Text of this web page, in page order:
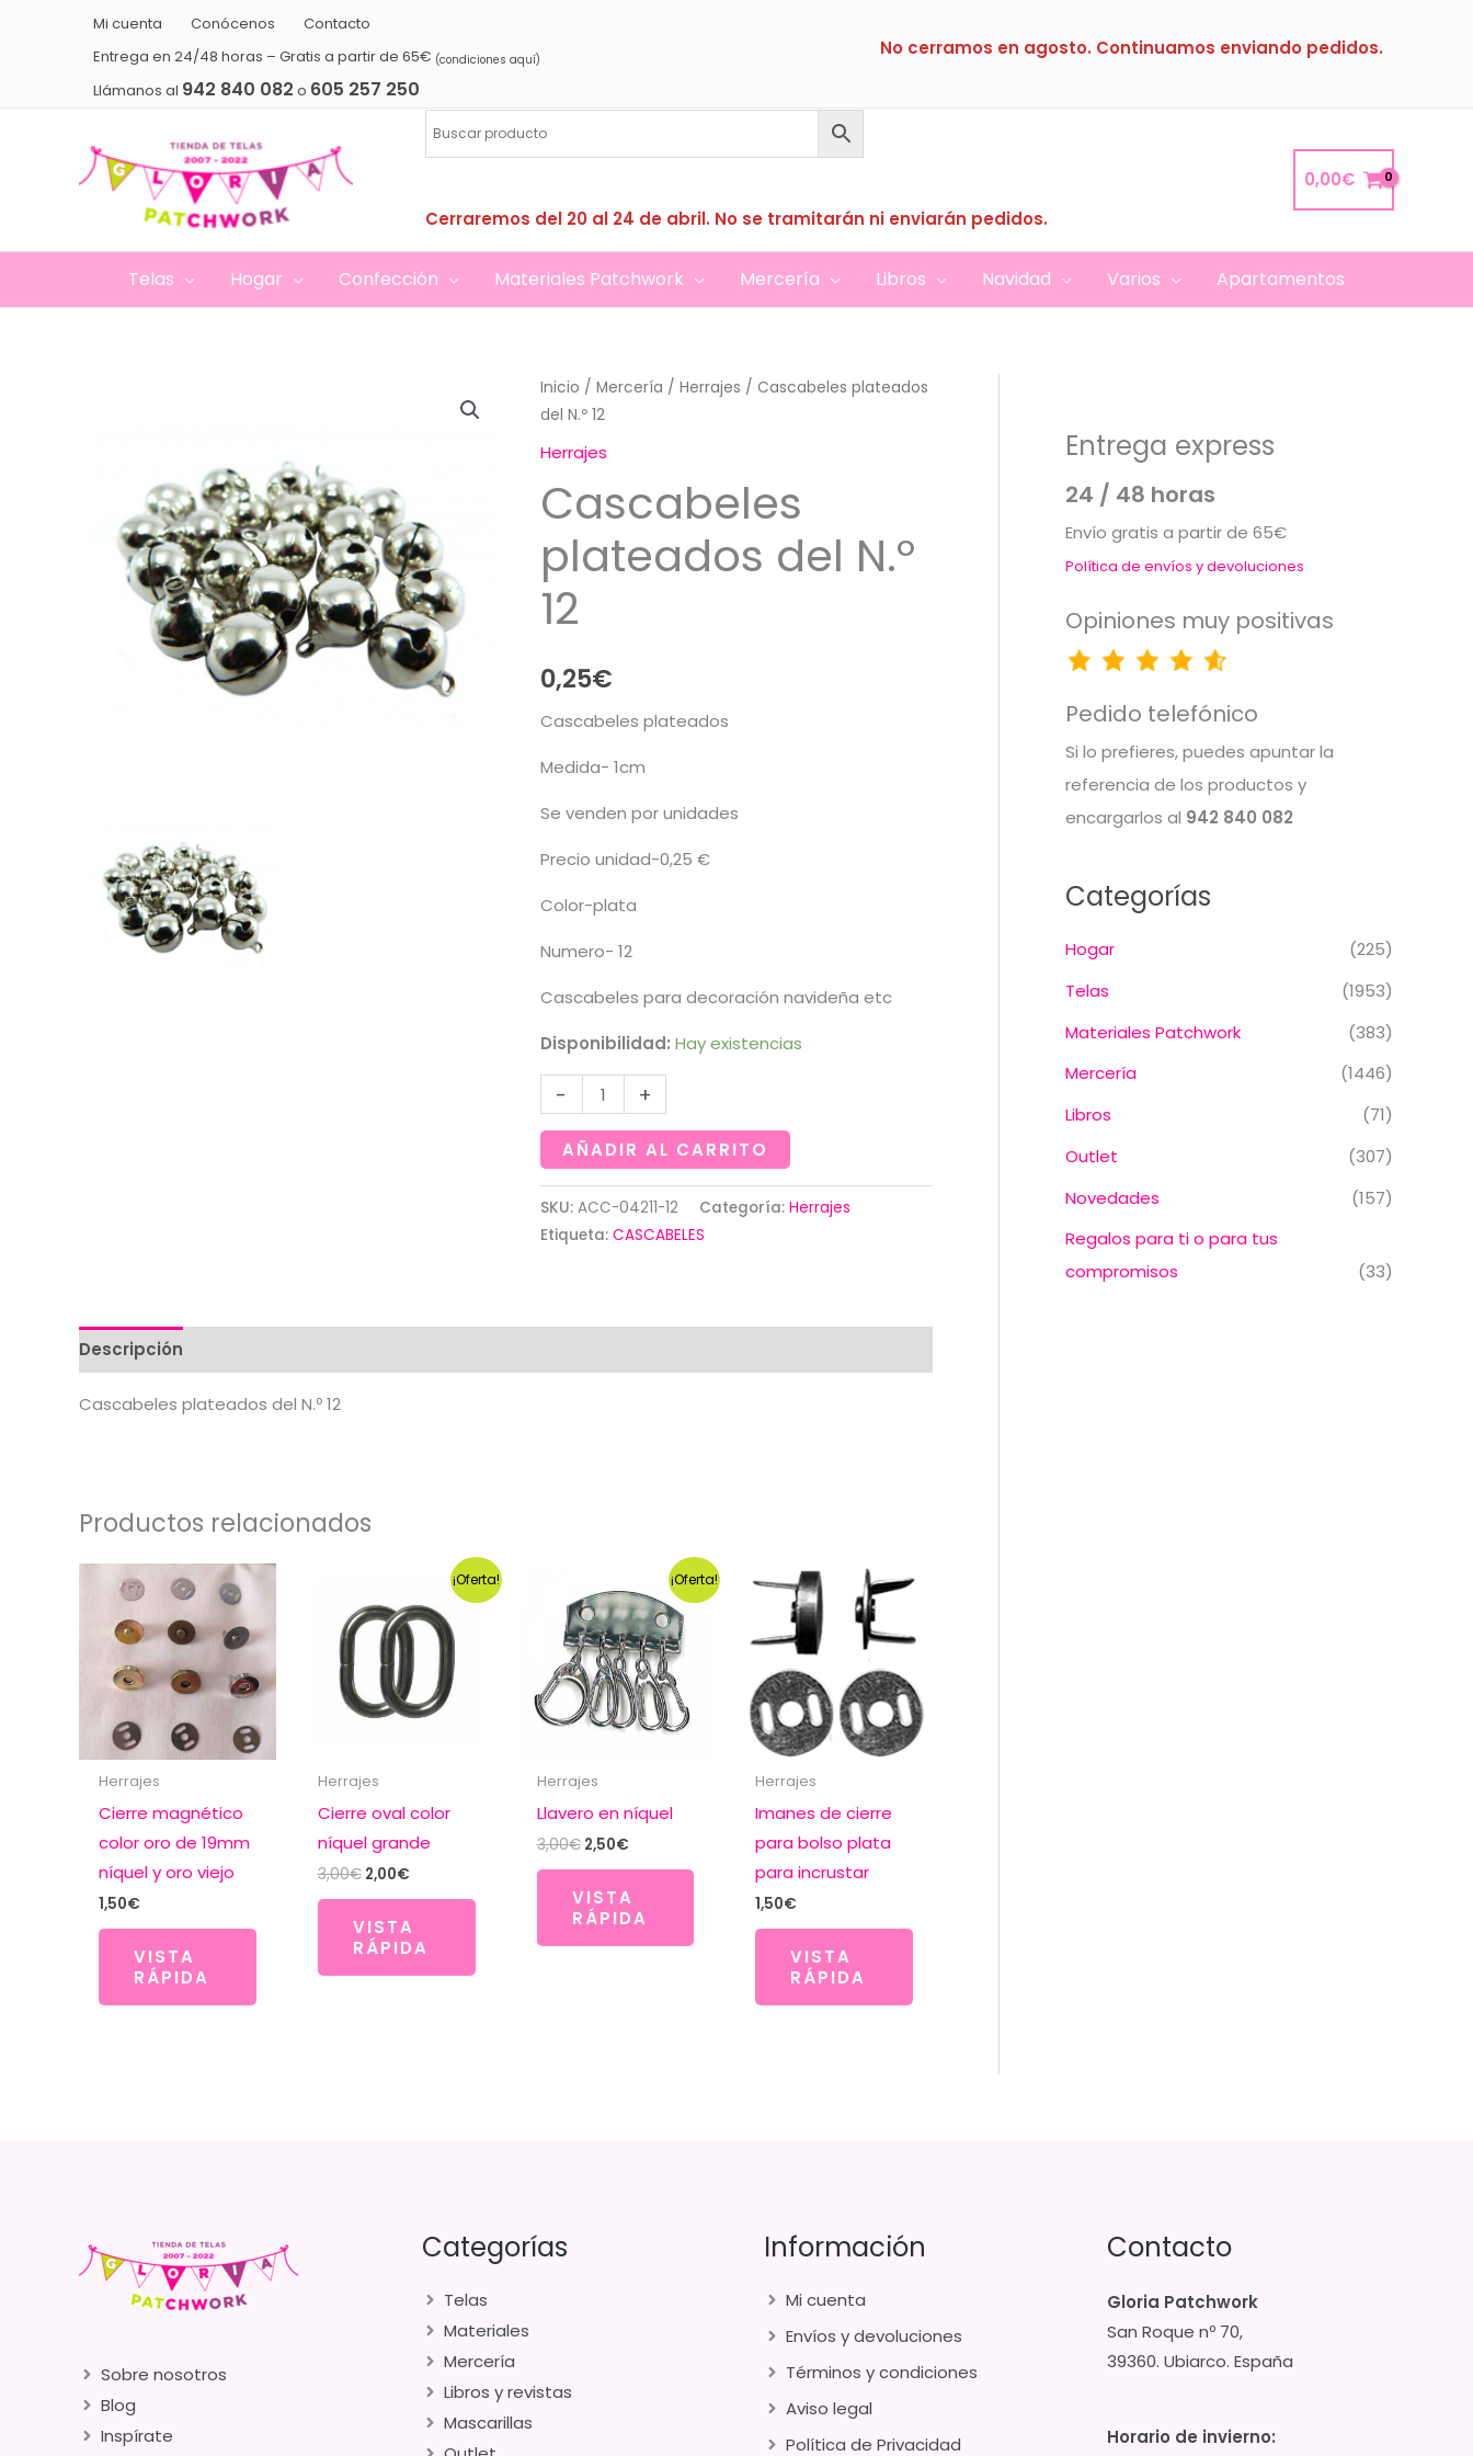
Mi cuenta Conócenos
Contacto
Entrega en 24/48 horas – Gratis a partir de 65€ (condiciones aquí)
Llámanos al 942 840 082 o 605 257 250
No cerramos en agosto. Continuamos enviando pedidos.
Cerraremos del 20 al 24 de abril. No se tramitarán ni enviarán pedidos.
0,00€
Telas Hogar Confección Materiales Patchwork Mercería Libros Navidad Varios Apartamentos
Inicio / Mercería / Herrajes / Cascabeles plateados
del N.º 12
Herrajes
Cascabeles
plateados del N.º
12
0,25€
Cascabeles plateados
Medida- 1cm
Se venden por unidades
Precio unidad-0,25 €
Color-plata
Numero- 12
Cascabeles para decoración navideña etc
Disponibilidad: Hay existencias
-
Cascabeles
plateados
del
12
cantidad
+
AÑADIR AL CARRITO
SKU: ACC-04211-12 Categoría: Herrajes
Etiqueta: CASCABELES
Descripción
Cascabeles plateados del N.º 12
Productos relacionados
Herrajes
Cierre magnético
color oro de 19mm
níquel y oro viejo
1,50€
VISTA
RÁPIDA
¡Oferta!
Herrajes
Cierre oval color
níquel grande
3,00€ El
era:
3,00€.
2,00€El
es:
2,00€.
VISTA
RÁPIDA
¡Oferta!
Herrajes
Llavero en níquel
3,00€ El
era:
3,00€.
2,50€El
es:
2,50€.
VISTA
RÁPIDA
Herrajes
Imanes de cierre
para bolso plata
para incrustar
1,50€
VISTA
RÁPIDA
Entrega express
24 / 48 horas
Envío gratis a partir de 65€
Política de envíos y devoluciones
Opiniones muy positivas
Pedido telefónico
Si lo prefieres, puedes apuntar la
referencia de los productos y
encargarlos al 942 840 082
Categorías
Hogar
(225)
Telas
(1953)
Materiales Patchwork
(383)
Mercería
(1446)
Libros
(71)
Outlet
(307)
Novedades
(157)
Regalos para ti o para tus
compromisos
(33)
Sobre nosotros
Blog
Inspírate
Categorías
Telas
Materiales
Mercería
Libros y revistas
Mascarillas
Información
Mi cuenta
Envíos y devoluciones
Términos y condiciones
Aviso legal
Política de Privacidad
Contacto
Gloria Patchwork
San Roque nº 70,
39360. Ubiarco. España
Horario de invierno: